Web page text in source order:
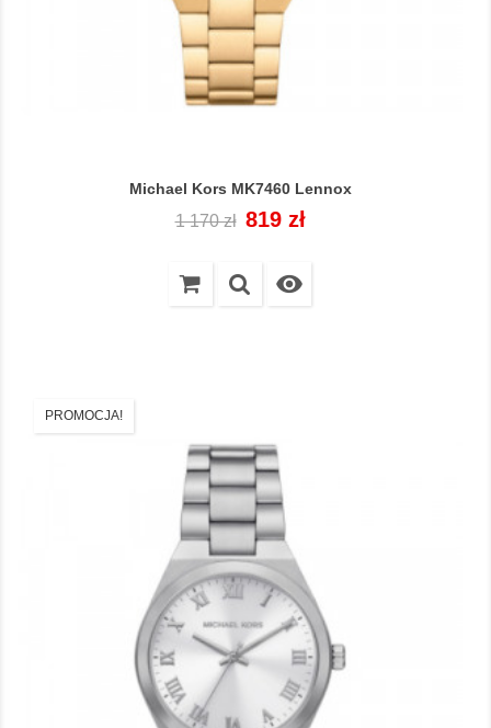
Michael Kors MK7460 Lennox
Cena
1 170 zł Cena
819 zł

PROMOCJA!